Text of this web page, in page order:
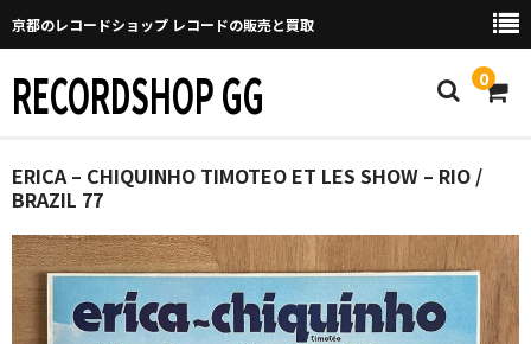
京都のレコードショップ レコードの販売と買取
RECORDSHOP GG 0
Home
GGについて
買取について
ERICA – CHIQUINHO TIMOTEO ET LES SHOW – RIO /
BRAZIL 77